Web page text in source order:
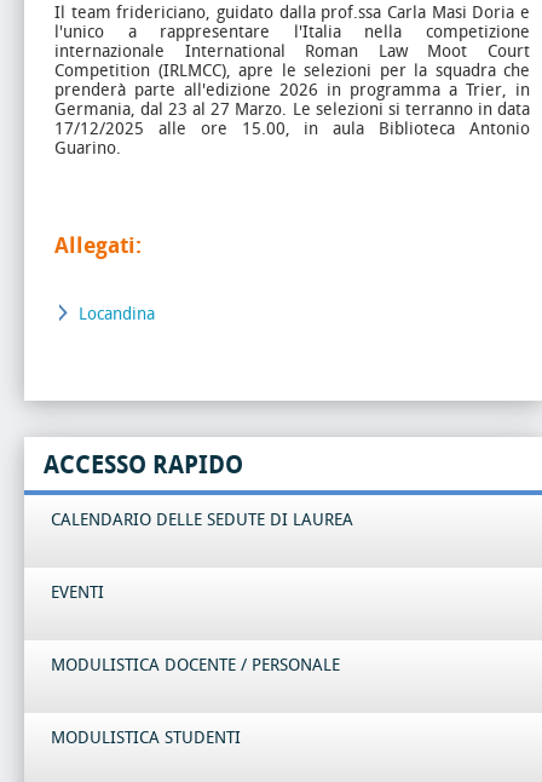
Il team fridericiano, guidato dalla prof.ssa Carla Masi Doria e
l'unico a rappresentare l'Italia nella competizione
internazionale International Roman Law Moot Court
Competition (IRLMCC), apre le selezioni per la squadra che
prenderà parte all'edizione 2026 in programma a Trier, in
Germania, dal 23 al 27 Marzo. Le selezioni si terranno in data
17/12/2025 alle ore 15.00, in aula Biblioteca Antonio
Guarino.
Allegati:
Locandina
ACCESSO RAPIDO
CALENDARIO DELLE SEDUTE DI LAUREA
EVENTI
MODULISTICA DOCENTE / PERSONALE
MODULISTICA STUDENTI